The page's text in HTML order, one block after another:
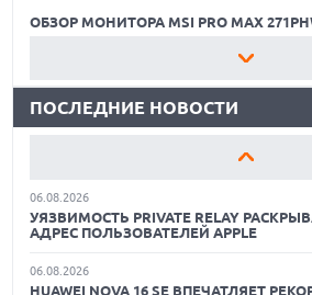
ОБЗОР МОНИТОРА MSI PRO MAX
КАК БЕЗОПАСНО КУПИТЬ Б/У
ОБЗОР ПЫЛЕСОСА DREAME Z40
ОБЗОР МОНИТОРА MSI PRO MAX
КАК БЕЗОПАСНО КУПИТЬ Б/У
ОБЗОР МОНИТОРА MSI PRO MAX
ПОСЛЕДНИЕ НОВОСТИ
ТОЛЩИНОЙ 4,7 ММ И 12" OLED
УБОРКИ И ЛИНЕЙКУ ТЕХНИКИ 2026
06.08.2026
УЯЗВИМОСТЬ PRIVATE RELAY
АДРЕС ПОЛЬЗОВАТЕЛЕЙ APPLE
06.08.2026
HUAWEI NOVA 16 SE ВПЕЧАТЛЯЕТ